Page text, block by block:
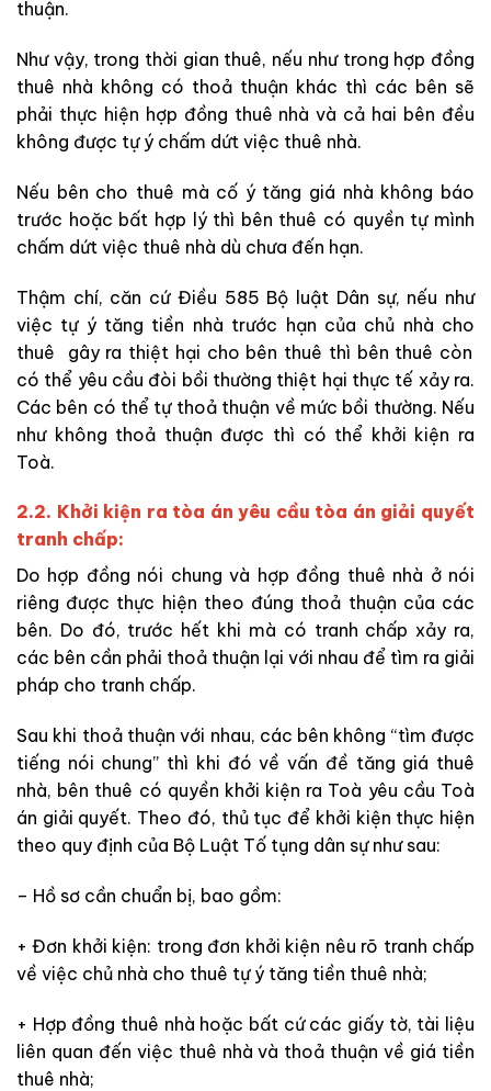
thuận.
Như vậy, trong thời gian thuê, nếu như trong hợp đồng
thuê nhà không có thoả thuận khác thì các bên sẽ
phải thực hiện hợp đồng thuê nhà và cả hai bên đều
không được tự ý chấm dứt việc thuê nhà.
Nếu bên cho thuê mà cố ý tăng giá nhà không báo
trước hoặc bất hợp lý thì bên thuê có quyền tự mình
chấm dứt việc thuê nhà dù chưa đến hạn.
Thậm chí, căn cứ Điều 585 Bộ luật Dân sự, nếu như
việc tự ý tăng tiền nhà trước hạn của chủ nhà cho
thuê
gây ra thiệt hại cho bên thuê thì bên thuê còn
có thể yêu cầu đòi bồi thường thiệt hại thực tế xảy ra.
Các bên có thể tự thoả thuận về mức bồi thường. Nếu
như không thoả thuận được thì có thể khởi kiện ra
Toà.
2.2. Khởi kiện ra tòa án yêu cầu tòa án giải quyết
tranh chấp:
Do hợp đồng nói chung và hợp đồng thuê nhà ở nói
riêng được thực hiện theo đúng thoả thuận của các
bên. Do đó, trước hết khi mà có tranh chấp xảy ra,
các bên cần phải thoả thuận lại với nhau để tìm ra giải
pháp cho tranh chấp.
Sau khi thoả thuận với nhau, các bên không “tìm được
tiếng nói chung” thì khi đó về vấn đề tăng giá thuê
nhà, bên thuê có quyền khởi kiện ra Toà yêu cầu Toà
án giải quyết. Theo đó, thủ tục để khởi kiện thực hiện
theo quy định của Bộ Luật Tố tụng dân sự như sau:
– Hồ sơ cần chuẩn bị, bao gồm:
+Đơn khởi kiện: trong đơn khởi kiện nêu rõ tranh chấp
về việc chủ nhà cho thuê tự ý tăng tiền thuê nhà;
+ Hợp đồng thuê nhà hoặc bất cứ các giấy tờ, tài liệu
liên quan đến việc thuê nhà và thoả thuận về giá tiền
thuê nhà;